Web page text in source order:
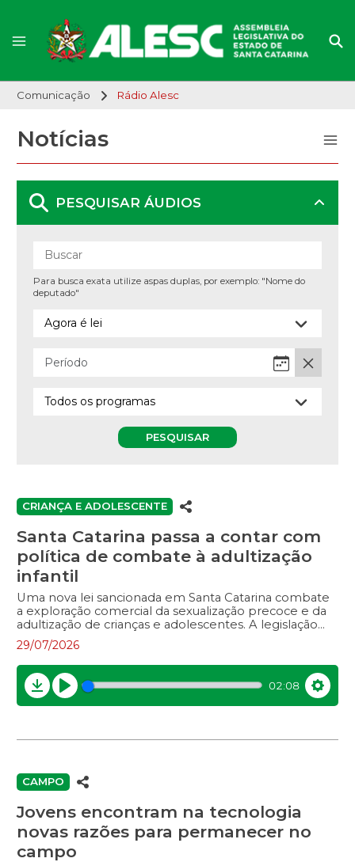
Comunicação Rádio Alesc
Notícias
PESQUISAR ÁUDIOS
Para busca exata utilize aspas duplas, por exemplo: "Nome do
deputado"
PESQUISAR
CRIANÇA E ADOLESCENTE
Santa Catarina passa a contar com
política de combate à adultização
infantil
Uma nova lei sancionada em Santa Catarina combate
a exploração comercial da sexualização precoce e da
adultização de crianças e adolescentes. A legislação
institui uma política estadual sobre o tema e cria a
Frente de Enfrentamento Local Contra a Adultização,
conhecida pela sigla FELCA. Entre os objetivos da
nova norma estão a promoção de ações educativas de
proteção à infância, o combate à exploração da
imagem de crianças para fins comerciais e a repressão
29/07/2026
Download
Play
02:08
CAMPO
Jovens encontram na tecnologia
novas razões para permanecer no
campo